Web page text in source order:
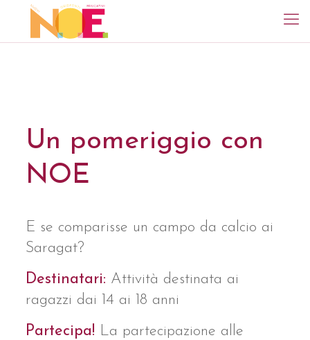
Un pomeriggio con
NOE
E se comparisse un campo da calcio ai
Saragat?
Destinatari: Attività destinata ai
ragazzi dai 14 ai 18 anni
Partecipa! La partecipazione alle